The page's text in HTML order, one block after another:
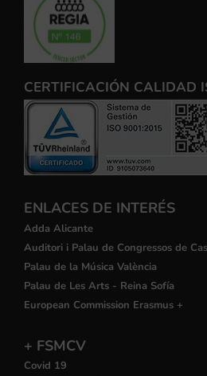
CERTIFICACIÓN CALIDAD
ENLACES DE INTERÉS
Adda Alicante
Auditori i Palau de Congressos de
Palau de la Música València
Palau de Les Arts - Reina Sofía
European Commission Erasmus +
+ FSMCV
Covid 19